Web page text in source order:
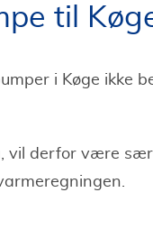
til
i Køge ikke
vil derfor være